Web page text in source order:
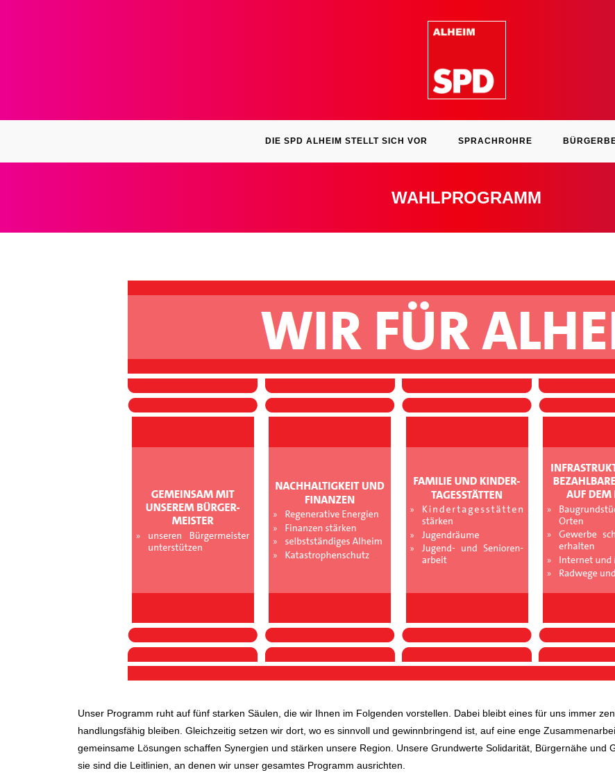
DIE SPD ALHEIM STELLT SICH VOR SPRACHROHRE
WAHLPROGRAMM
Unser Programm ruht auf fünf starken Säulen, die wir Ihnen im Folgenden vorstellen. Dabei bleibt eines für uns immer
handlungsfähig bleiben. Gleichzeitig setzen wir dort, wo es sinnvoll und gewinnbringend ist, auf eine enge
gemeinsame Lösungen schaffen Synergien und stärken unsere Region. Unsere Grundwerte Solidarität, Bürgernähe und
sie sind die Leitlinien, an denen wir unser gesamtes Programm ausrichten.